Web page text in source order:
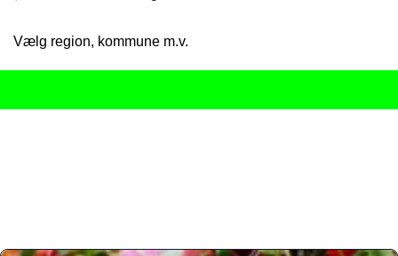
Vælg region, kommune m.v.